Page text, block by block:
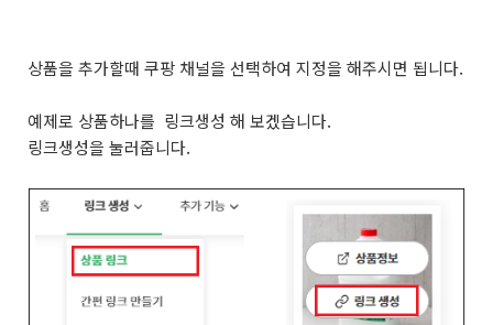
상품을 추가할때 쿠팡 채널을 선택하여 지정을 해주시면 됩니다.
예제로 상품하나를 링크생성 해 보겠습니다.
링크생성을 눌러줍니다.